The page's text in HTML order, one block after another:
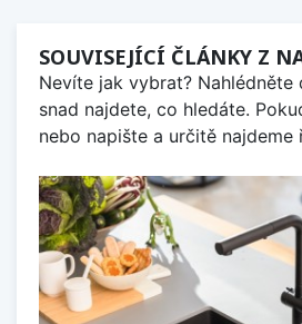
SOUVISEJÍCÍ ČLÁNKY Z
Nevíte jak vybrat? Nahlédněte
snad najdete, co hledáte.
nebo napište a určitě najdeme